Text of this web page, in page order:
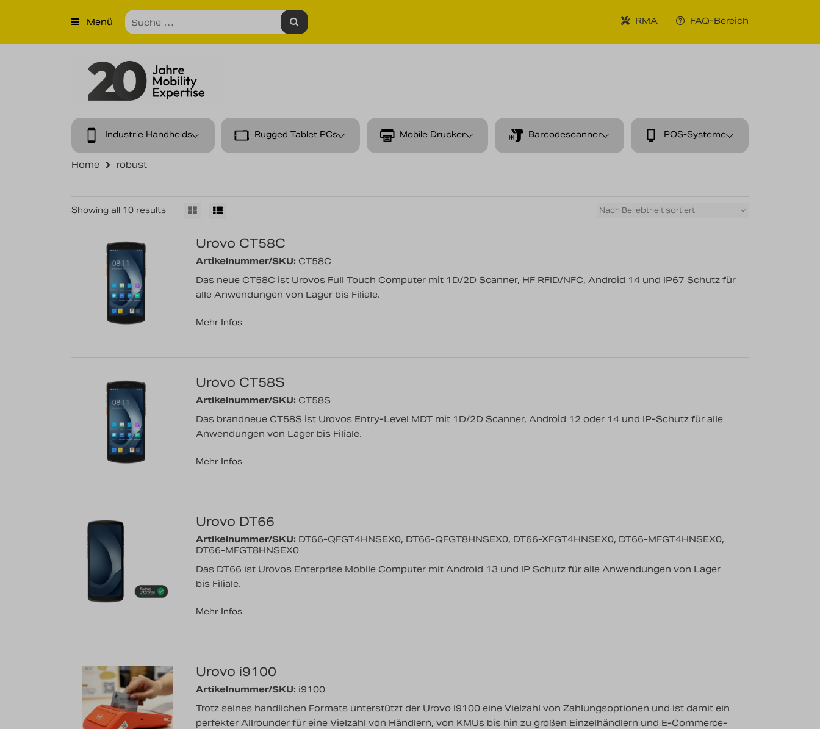
×
Unsere Leistungen
Menü RMA FAQ-Bereich
Industrie Handhelds Rugged Tablet PCs Mobile Drucker Barcodescanner POS-Systeme
Home robust
Showing all 10 results
Urovo CT58C
Artikelnummer/SKU: CT58C
Das neue CT58C ist Urovos Full Touch Computer mit 1D/2D Scanner, HF RFID/NFC, Android 14 und IP67 Schutz für
alle Anwendungen von Lager bis Filiale.
Mehr Infos
Urovo CT58S
Artikelnummer/SKU: CT58S
Das brandneue CT58S ist Urovos Entry-Level MDT mit 1D/2D Scanner, Android 12 oder 14 und IP-Schutz für alle
Anwendungen von Lager bis Filiale.
Mehr Infos
Urovo DT66
Artikelnummer/SKU: DT66-QFGT4HNSEX0, DT66-QFGT8HNSEX0, DT66-XFGT4HNSEX0, DT66-MFGT4HNSEX0,
DT66-MFGT8HNSEX0
Das DT66 ist Urovos Enterprise Mobile Computer mit Android 13 und IP Schutz für alle Anwendungen von Lager
bis Filiale.
Mehr Infos
Urovo i9100
Artikelnummer/SKU: i9100
Trotz seines handlichen Formats unterstützt der Urovo i9100 eine Vielzahl von Zahlungsoptionen und ist damit ein
perfekter Allrounder für eine Vielzahl von Händlern, von KMUs bis hin zu großen Einzelhändlern und E-Commerce-